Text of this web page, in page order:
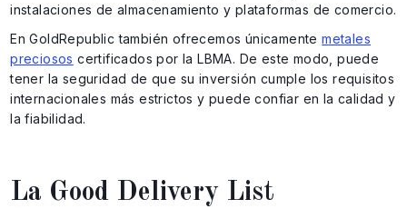
instalaciones de almacenamiento y plataformas de comercio.
En GoldRepublic también ofrecemos únicamentemetales
preciosos certificados por la LBMA. De este modo, puede
tener la seguridad de que su inversión cumple los requisitos
internacionales más estrictos y puede confiar en la calidad y
la fiabilidad.
La Good Delivery List